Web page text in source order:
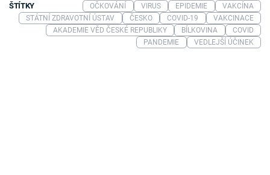
ŠTÍTKY OČKOVÁNÍ VIRUS EPIDEMIE
VAKCÍNA
STÁTNÍ ZDRAVOTNÍ ÚSTAV
ČESKO COVID-19
VAKCINACE
AKADEMIE VĚD ČESKÉ REPUBLIKY
BÍLKOVINA
COVID
PANDEMIE
VEDLEJŠÍ ÚČINEK